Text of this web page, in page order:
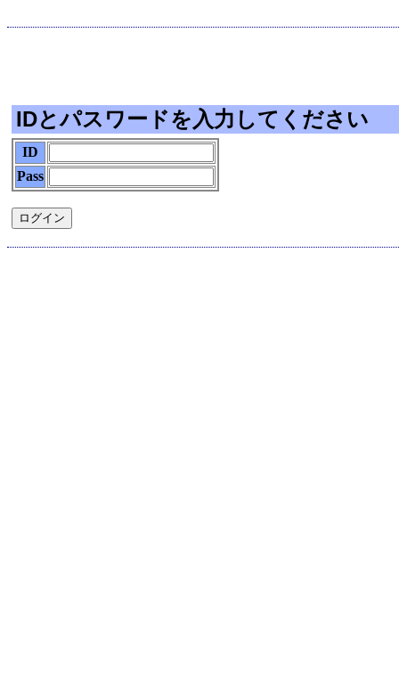
IDとパスワードを入力してください
ID
Pass